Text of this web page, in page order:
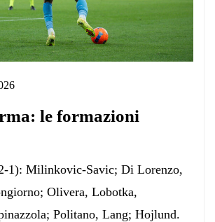
le formazioni
1): Milinkovic-Savic; Di Lorenzo,
Olivera, Lobotka,
Politano, Lang; Hojlund.